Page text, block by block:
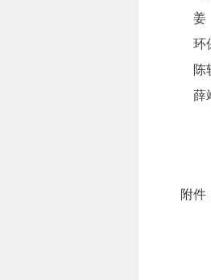
姜 宏
环保部
陈轶群
薛靖华
附件：
2.《
3.《承
4.《